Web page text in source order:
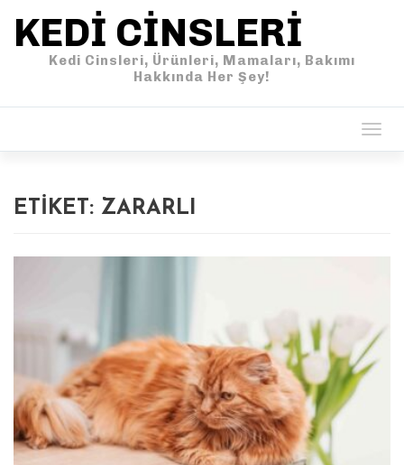
KEDI CINSLERI
Kedi Cinsleri, Ürünleri, Mamaları, Bakımı
Hakkında Her Şey!
ETIKET: ZARARLI